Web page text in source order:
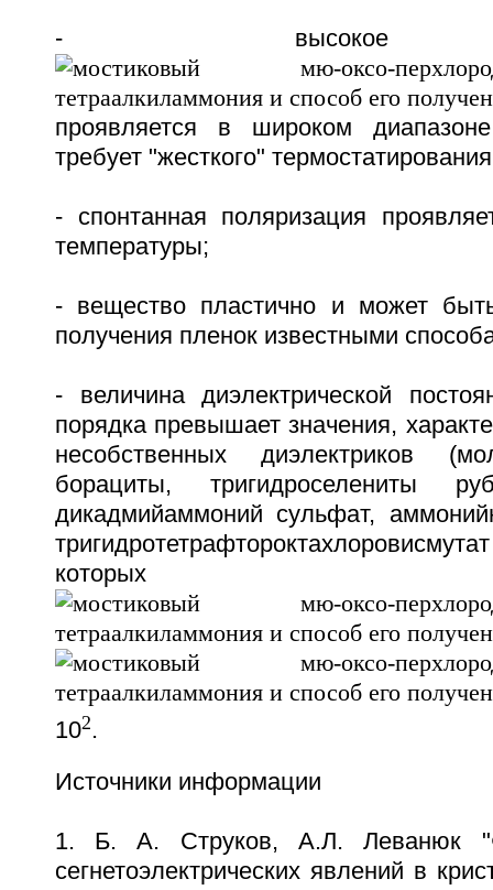
- высокое
проявляется в широком
требует "жесткого"
- спонтанная поляризация
температуры;
- вещество пластично и может
получения пленок известными
- величина диэлектрической
порядка превышает значения,
несобственных диэлектриков
борациты, тригидроселениты
дикадмийаммоний сульфат,
которых
102.
Источники информации
1. Б. А. Струков, А.Л. Леванюк
сегнетоэлектрических явлений в